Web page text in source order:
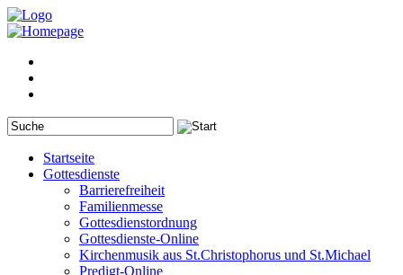
Startseite
Gottesdienste
Barrierefreiheit
Familienmesse
Gottesdienstordnung
Gottesdienste-Online
Kirchenmusik aus St.Christophorus und St.Michael
Predigt-Online